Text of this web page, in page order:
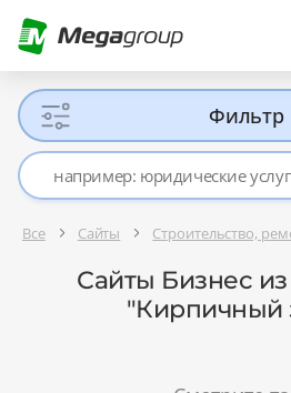
Фильтр
Все Сайты Строительство,
Сайты Бизнес из
"Кирпичный